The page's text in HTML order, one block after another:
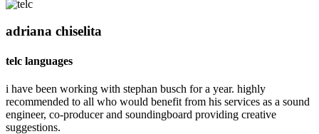
adriana chiselita
telc languages
i have been working with stephan busch for a year. highly
recommended to all who would benefit from his services as a sound
engineer, co-producer and soundingboard providing creative
suggestions.